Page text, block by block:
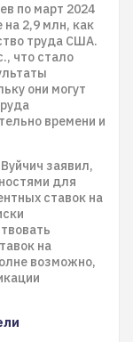
по март 2024
на 2,9 млн, как
труда США.
что стало
они могут
времени и
заявил,
для
ставок на
на
возможно,